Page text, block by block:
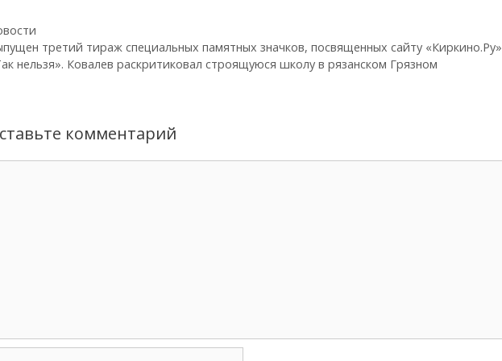
третий тираж специальных памятных значков, посвященных сайту «Киркино.Ру»
нельзя». Ковалев раскритиковал строящуюся школу в рязанском Грязном
комментарий